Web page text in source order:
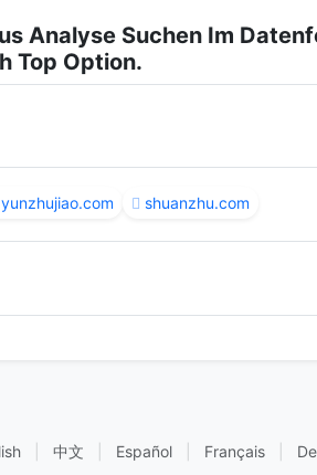
Analyse Suchen Im
Top Option.
yunzhujiao.com shuanzhu.com
中文 Español Français